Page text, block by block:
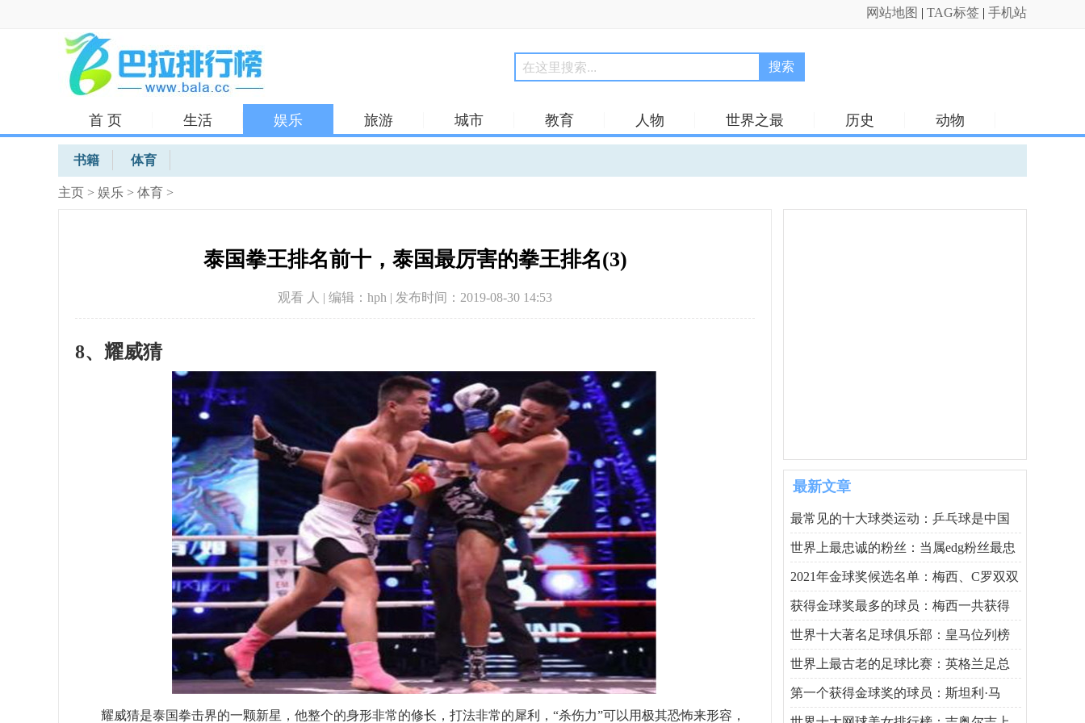
网站地图 | TAG标签 | 手机站
搜索
首 页 生活 娱乐 旅游 城市 教育 人物 世界之最 历史
动物
体育
书籍 体育
主页 > 娱乐 > 体育 >
泰国拳王排名前十，泰国最厉害的拳王排名(3)
观看 人 | 编辑：hph | 发布时间：2019-08-30 14:53
8、耀威猜
耀威猜是泰国拳击界的一颗新星，他整个的身形非常的修长，打法非常的犀利，“杀伤力”可以用极其恐怖来形容，
最新文章
最常见的十大球类运动：乒乓球是中国
世界上最忠诚的粉丝：当属edg粉丝最忠
2021年金球奖候选名单：梅西、C罗双双
获得金球奖最多的球员：梅西一共获得
世界十大著名足球俱乐部：皇马位列榜
世界上最古老的足球比赛：英格兰足总
第一个获得金球奖的球员：斯坦利·马